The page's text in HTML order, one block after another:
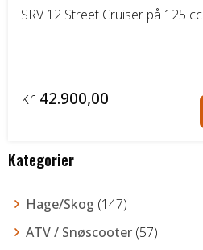
SRV 12 Street Cruiser på 125 cc
kr 42.900,00
Kategorier
Hage/Skog (147)
ATV / Snøscooter (57)